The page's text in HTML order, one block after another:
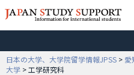
日本の大学、大学院留学情報JPSS > 愛
大学 >工学研究科